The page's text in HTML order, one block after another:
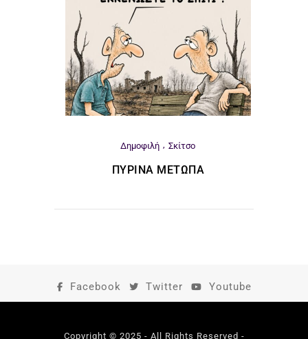
Δημοφιλή Σκίτσο
ΠΎΡΙΝΑ ΜΈΤΩΠΑ
Facebook Twitter Youtube
Copyright © 2025 - All Rights Reserved -